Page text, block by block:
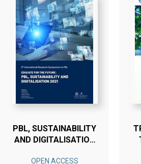
PBL, SUSTAINABILITY
AND DIGITALISATION
OPEN ACCESS